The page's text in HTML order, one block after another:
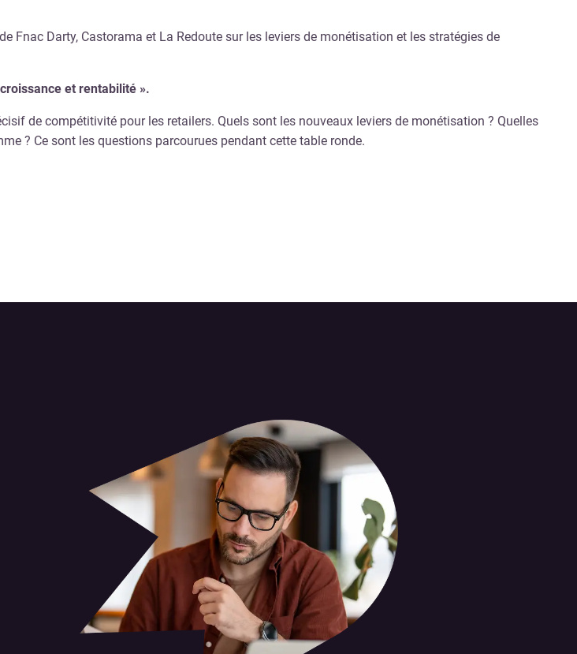
Fnac Darty, Castorama et La Redoute sur les leviers de monétisation et les stratégies de
et rentabilité ».
de compétitivité pour les retailers. Quels sont les nouveaux leviers de monétisation ? Quelles
? Ce sont les questions parcourues pendant cette table ronde.